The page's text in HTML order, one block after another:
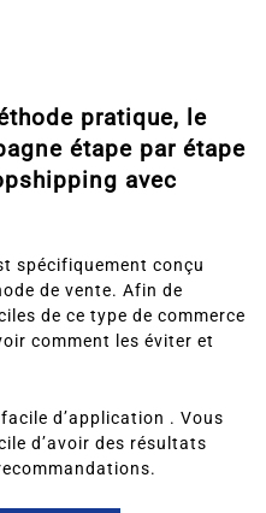
pratique, le
étape par étape
avec
spécifiquement conçu
de vente. Afin de
de ce type de commerce
comment les éviter et
d’application . Vous
d’avoir des résultats